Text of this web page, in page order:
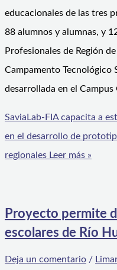
educacionales de las tres
88 alumnos y alumnas, y
Profesionales de Región
Campamento Tecnológico
desarrollada en el Campus
SaviaLab-FIA capacita a
en el desarrollo de
regionales Leer más »
Proyecto permite
escolares de Río
Deja un comentario /